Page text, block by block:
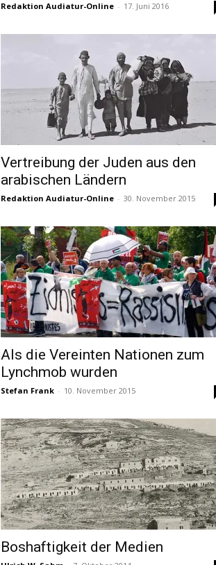
Redaktion Audiatur-Online - 17. Juni 2016
Vertreibung der Juden aus den
arabischen Ländern
Redaktion Audiatur-Online - 30. November 2015
Als die Vereinten Nationen zum
Lynchmob wurden
Stefan Frank - 10. November 2015
Boshaftigkeit der Medien